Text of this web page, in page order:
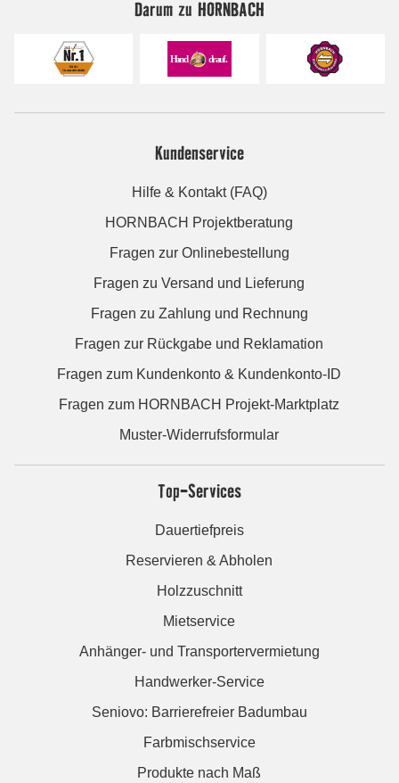
Darum zu HORNBACH
Kundenservice
Hilfe & Kontakt (FAQ)
HORNBACH Projektberatung
Fragen zur Onlinebestellung
Fragen zu Versand und Lieferung
Fragen zu Zahlung und Rechnung
Fragen zur Rückgabe und Reklamation
Fragen zum Kundenkonto & Kundenkonto-ID
Fragen zum HORNBACH Projekt-Marktplatz
Muster-Widerrufsformular
Top-Services
Dauertiefpreis
Reservieren & Abholen
Holzzuschnitt
Mietservice
Anhänger- und Transportervermietung
Handwerker-Service
Seniovo: Barrierefreier Badumbau
Farbmischservice
Produkte nach Maß